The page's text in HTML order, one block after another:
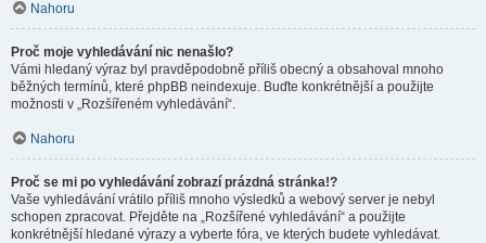
Nahoru
Proč moje vyhledávání nic nenašlo?
Vámi hledaný výraz byl pravděpodobně příliš obecný a obsahoval mnoho
běžných termínů, které phpBB neindexuje. Buďte konkrétnější a použijte
možnosti v „Rozšířeném vyhledávání“.
Nahoru
Proč se mi po vyhledávání zobrazí prázdná stránka!?
Vaše vyhledávání vrátilo příliš mnoho výsledků a webový server je nebyl
schopen zpracovat. Přejděte na „Rozšířené vyhledávání“ a použijte
konkrétnější hledané výrazy a vyberte fóra, ve kterých budete vyhledávat.